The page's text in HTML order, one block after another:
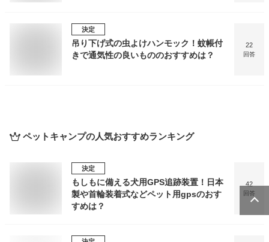
決定
吊り下げ式の虫よけハンモック！蚊帳付
きで通気性の良いもののおすすめは？
22
回答
ペットキャンプの人気おすすめランキング
決定
もしもに備える犬用GPS追跡装置！日本
製や首輪装着式などペット用gpsのおす
すめは？
42
回答